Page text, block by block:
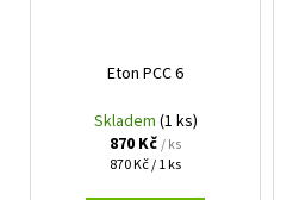
Eton PCC 6
Skladem (1 ks)
870 Kč/ ks
Měrná
870 Kč / 1 ks